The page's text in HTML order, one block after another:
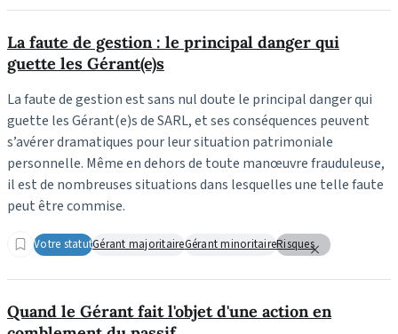
La faute de gestion : le principal danger qui
guette les Gérant(e)s
La faute de gestion est sans nul doute le principal danger qui
guette les Gérant(e)s de SARL, et ses conséquences peuvent
s’avérer dramatiques pour leur situation patrimoniale
personnelle. Même en dehors de toute manœuvre frauduleuse,
il est de nombreuses situations dans lesquelles une telle faute
peut être commise.
Votre statutGérant majoritaireGérant minoritaireRisques
Quand le Gérant fait l'objet d'une action en